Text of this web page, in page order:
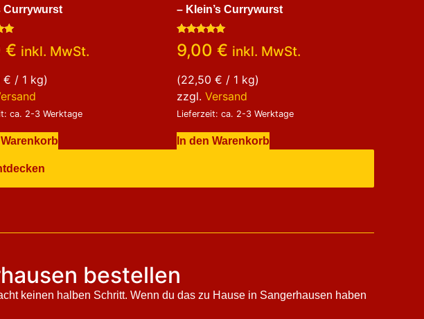
Currywurst
€ inkl. MwSt.
€ / 1 kg)
ca. 2-3 Werktage
Warenkorb
– Klein’s Currywurst
Bewertet
mit
5.00
9,00 € inkl. MwSt.
(22,50 € / 1 kg)
zzgl. Versand
Lieferzeit: ca. 2-3 Werktage
In den Warenkorb
bestellen
keinen halben Schritt. Wenn du das zu Hause in Sangerhausen haben